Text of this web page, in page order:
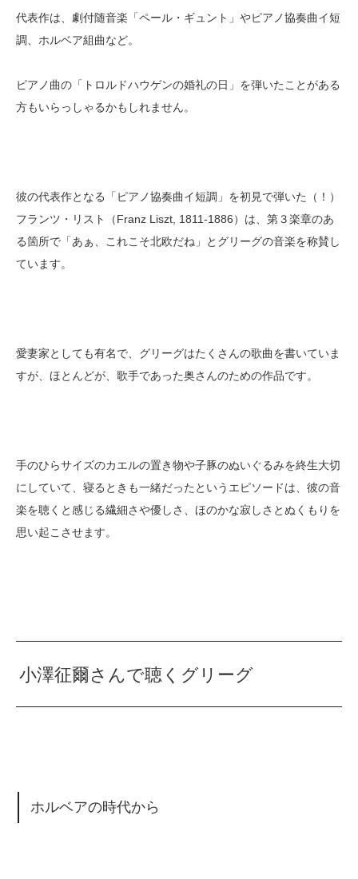
代表作は、劇付随音楽「ペール・ギュント」やピアノ協奏曲イ短
調、ホルベア組曲など。
ピアノ曲の「トロルドハウゲンの婚礼の日」を弾いたことがある
方もいらっしゃるかもしれません。
彼の代表作となる「ピアノ協奏曲イ短調」を初見で弾いた（！）
フランツ・リスト（Franz Liszt, 1811-1886）は、第３楽章のあ
る箇所で「あぁ、これこそ北欧だね」とグリーグの音楽を称賛し
ています。
愛妻家としても有名で、グリーグはたくさんの歌曲を書いていま
すが、ほとんどが、歌手であった奥さんのための作品です。
手のひらサイズのカエルの置き物や子豚のぬいぐるみを終生大切
にしていて、寝るときも一緒だったというエピソードは、彼の音
楽を聴くと感じる繊細さや優しさ、ほのかな寂しさとぬくもりを
思い起こさせます。
小澤征爾さんで聴くグリーグ
ホルベアの時代から